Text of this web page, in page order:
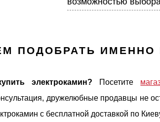
ПОДОБРАТЬ ИМЕННО
электрокамин? Посетите
дружелюбные продавцы не
с бесплатной доставкой по